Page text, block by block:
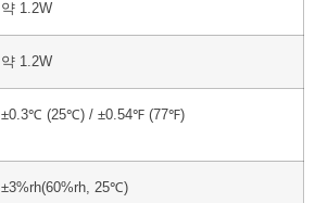
약 1.2W
약 1.2W
±0.3℃ (25℃) / ±0.54℉ (77℉)
±3%rh(60%rh, 25℃)